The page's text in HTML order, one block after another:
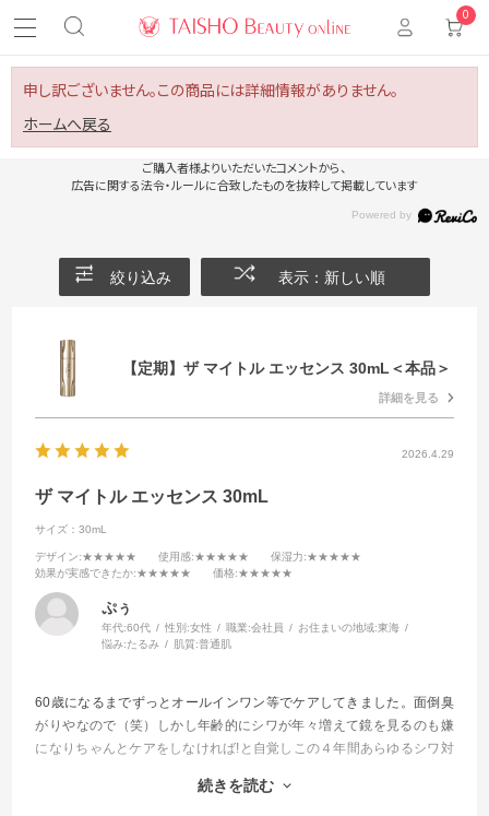
0
申し訳ございません。この商品には詳細情報がありません。
ホームへ戻る
ご購入者様よりいただいたコメントから、
広告に関する法令・ルールに合致したものを抜粋して掲載しています
絞り込み 表示：新しい順
【定期】ザ マイトル エッセンス 30mL＜本品＞
詳細を見る
2026.4.29
ザ マイトル エッセンス 30mL
サイズ：30mL
デザイン:★★★★★ 使用感:★★★★★ 保湿力:★★★★★
効果が実感できたか:★★★★★ 価格:★★★★★
ぷぅ
年代:60代 性別:女性 職業:会社員 お住まいの地域:東海
悩み:たるみ 肌質:普通肌
60歳になるまでずっとオールインワン等でケアしてきました。面倒臭
がりやなので（笑）しかし年齢的にシワが年々増えて鏡を見るのも嫌
になりちゃんとケアをしなければ!と自覚しこの４年間あらゆるシワ対
今回もそんな感じで試してみました。
続きを読む